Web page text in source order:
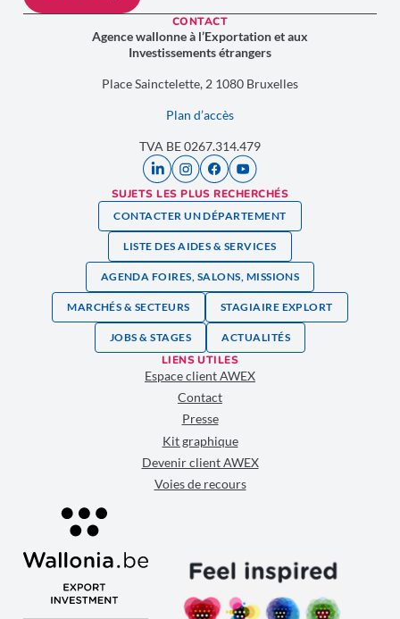
CONTACT
Agence wallonne à l’Exportation et aux
Investissements étrangers
Place Sainctelette, 2 1080 Bruxelles
Plan d’accès
TVA BE 0267.314.479
SUJETS LES PLUS RECHERCHÉS
CONTACTER UN DÉPARTEMENT
LISTE DES AIDES & SERVICES
AGENDA FOIRES, SALONS, MISSIONS
MARCHÉS & SECTEURS STAGIAIRE EXPLORT
JOBS & STAGES ACTUALITÉS
LIENS UTILES
Espace client AWEX
Contact
Presse
Kit graphique
Devenir client AWEX
Voies de recours